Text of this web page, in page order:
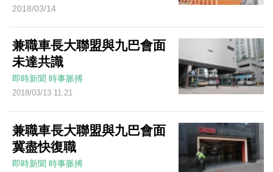
2018/03/14
兼職車長大聯盟與九巴會面
未達共識
即時新聞 時事脈搏
2018/03/13 11:21
兼職車長大聯盟與九巴會面
冀盡快復職
即時新聞 時事脈搏